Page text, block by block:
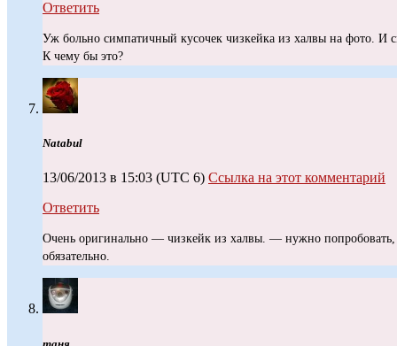
Ответить
Уж больно симпатичный кусочек чизкейка из халвы на фото. И
К чему бы это?
Natabul
13/06/2013 в 15:03 (UTC 6) Ссылка на этот комментарий
Ответить
Очень оригинально — чизкейк из халвы. — нужно попробовать,
обязательно.